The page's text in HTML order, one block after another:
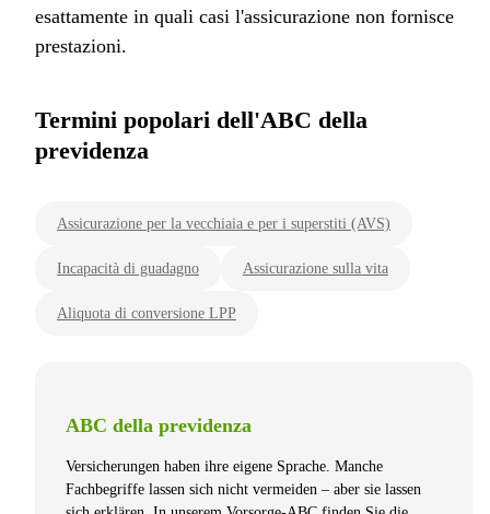
esattamente in quali casi l'assicurazione non fornisce
prestazioni.
Termini popolari dell'ABC della
previdenza
Assicurazione per la vecchiaia e per i superstiti (AVS)
Incapacità di guadagno Assicurazione sulla vita
Aliquota di conversione LPP
ABC della previdenza
Versicherungen haben ihre eigene Sprache. Manche
Fachbegriffe lassen sich nicht vermeiden – aber sie lassen